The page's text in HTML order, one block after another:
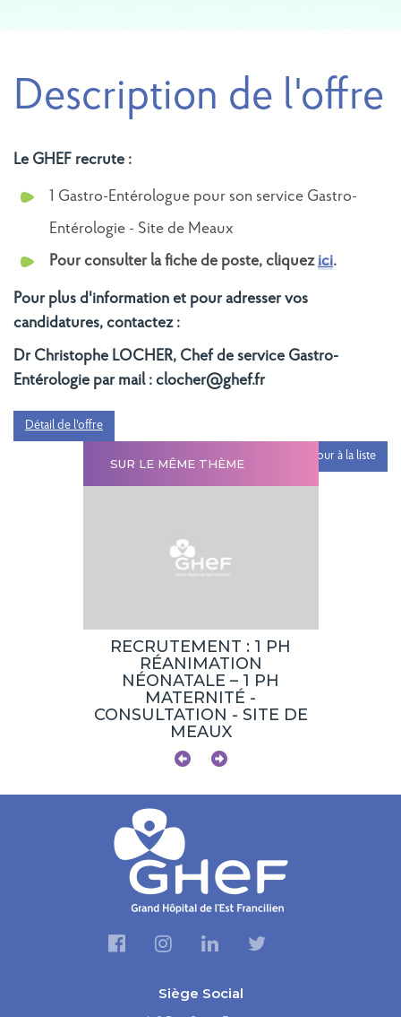
Description de l'offre
Le GHEF recrute :
1 Gastro-Entérologue pour son service Gastro-
Entérologie - Site de Meaux
Pour consulter la fiche de poste, cliquezici.
Pour plus d'information et pour adresser vos
candidatures, contactez :
Dr Christophe LOCHER, Chef de service Gastro-
Entérologie par mail : clocher@ghef.fr
Détail de l'offre
Retour à la liste
SUR LE MÊME THÈME
RECRUTEMENT : 1 PH
RÉANIMATION
NÉONATALE – 1 PH
MATERNITÉ -
CONSULTATION - SITE DE
MEAUX
Siège Social